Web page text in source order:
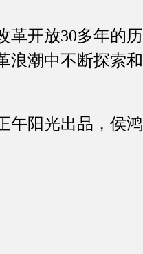
开放30多年的历
浪潮中不断探索和
阳光出品，侯鸿